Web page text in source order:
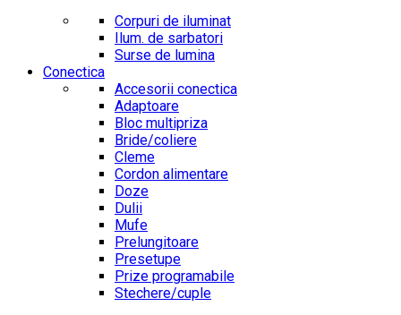
Corpuri de iluminat
Ilum. de sarbatori
Surse de lumina
Conectica
Accesorii conectica
Adaptoare
Bloc multipriza
Bride/coliere
Cleme
Cordon alimentare
Doze
Dulii
Mufe
Prelungitoare
Presetupe
Prize programabile
Stechere/cuple